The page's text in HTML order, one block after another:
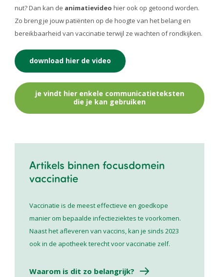
nut? Dan kan de animatievideo hier ook op getoond worden.
Zo breng je jouw patiënten op de hoogte van het belang en
bereikbaarheid van vaccinatie terwijl ze wachten of rondkijken.
download hier de video
je vindt hier enkele communicatieteksten
die je kan gebruiken
Artikels binnen focusdomein
vaccinatie
Vaccinatie is de meest effectieve en goedkope
manier om bepaalde infectieziektes te voorkomen.
Naast het afleveren van vaccins, kan je sinds 2023
ook in de apotheek terecht voor vaccinatie zelf.
Waarom is dit zo belangrijk?